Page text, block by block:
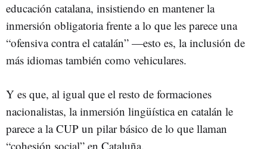
educación catalana, insistiendo en mantener la
inmersión obligatoria frente a lo que les parece una
“ofensiva contra el catalán” —esto es, la inclusión de
más idiomas también como vehiculares.
Y es que, al igual que el resto de formaciones
nacionalistas, la inmersión lingüística en catalán le
parece a la CUP un pilar básico de lo que llaman
“cohesión social” en Cataluña.